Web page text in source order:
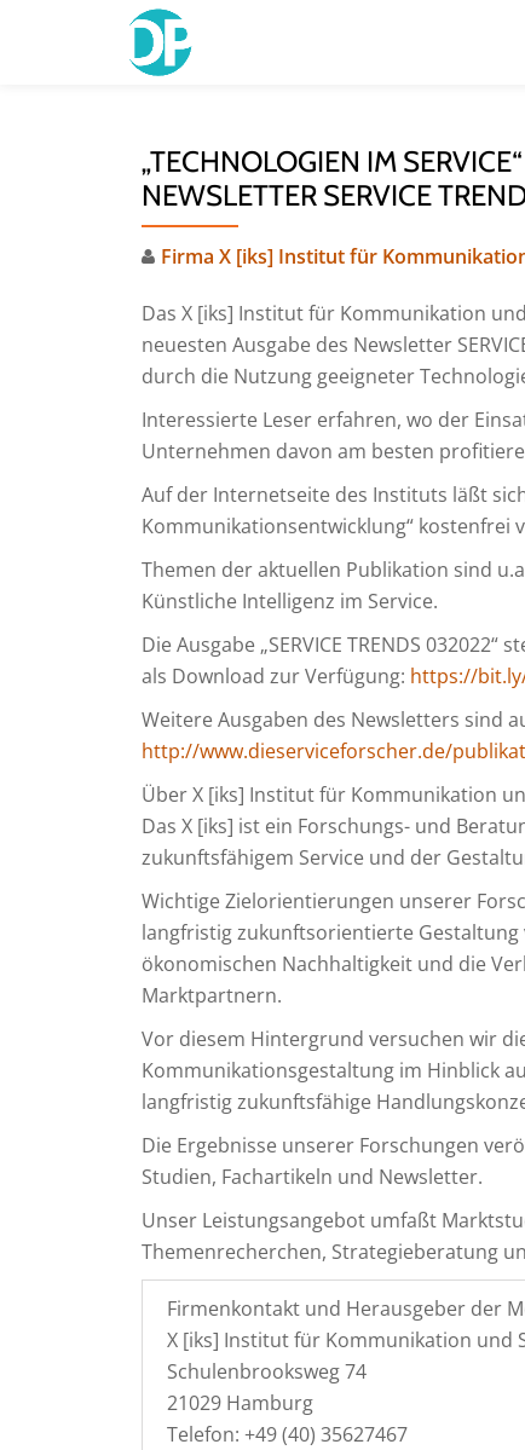
„TECHNOLOGIEN IM
NEWSLETTER SERVICE
Firma X [iks] Institut für
Das X [iks] Institut für Kommunikation
neuesten Ausgabe des Newsletter
durch die Nutzung geeigneter
Interessierte Leser erfahren, wo der
Unternehmen davon am besten
Auf der Internetseite des Instituts läßt
Kommunikationsentwicklung“ kostenfrei
Themen der aktuellen Publikation sind
Künstliche Intelligenz im Service.
Die Ausgabe „SERVICE TRENDS
als Download zur Verfügung: https://
Weitere Ausgaben des Newsletters sind
http://www.dieserviceforscher.de/
Über X [iks] Institut für Kommunikation
Das X [iks] ist ein Forschungs- und
zukunftsfähigem Service und der
Wichtige Zielorientierungen unserer
langfristig zukunftsorientierte
ökonomischen Nachhaltigkeit und die
Marktpartnern.
Vor diesem Hintergrund versuchen wir
Kommunikationsgestaltung im Hinblick
langfristig zukunftsfähige
Die Ergebnisse unserer Forschungen
Studien, Fachartikeln und Newsletter.
Unser Leistungsangebot umfaßt
Themenrecherchen, Strategieberatung
Firmenkontakt und Herausgeber der
X [iks] Institut für Kommunikation und
Schulenbrooksweg 74
21029 Hamburg
Telefon: +49 (40) 35627467